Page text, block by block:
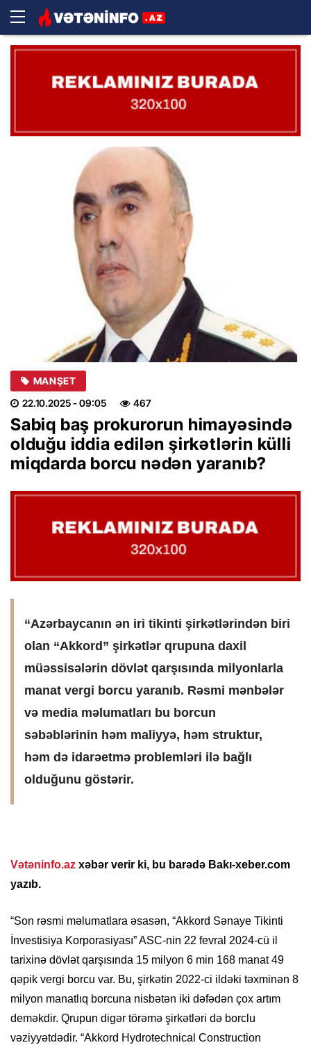
MANŞET
22.10.2025- 09:05 467
Sabiq baş prokurorun himayəsində
olduğu iddia edilən şirkətlərin külli
miqdarda borcu nədən yaranıb?
“Azərbaycanın ən iri tikinti şirkətlərindən biri
olan “Akkord” şirkətlər qrupuna daxil
müəssisələrin dövlət qarşısında milyonlarla
manat vergi borcu yaranıb. Rəsmi mənbələr
və media məlumatları bu borcun
səbəblərinin həm maliyyə, həm struktur,
həm də idarəetmə problemləri ilə bağlı
olduğunu göstərir.
Vətəninfo.az xəbər verir ki, bu barədə Bakı-xeber.com
yazıb.
“Son rəsmi məlumatlara əsasən, “Akkord Sənaye Tikinti
İnvestisiya Korporasiyası” ASC-nin 22 fevral 2024-cü il
tarixinə dövlət qarşısında 15 milyon 6 min 168 manat 49
qəpik vergi borcu var. Bu, şirkətin 2022-ci ildəki təxminən 8
milyon manatlıq borcuna nisbətən iki dəfədən çox artım
deməkdir. Qrupun digər törəmə şirkətləri də borclu
vəziyyətdədir. “Akkord Hydrotechnical Construction